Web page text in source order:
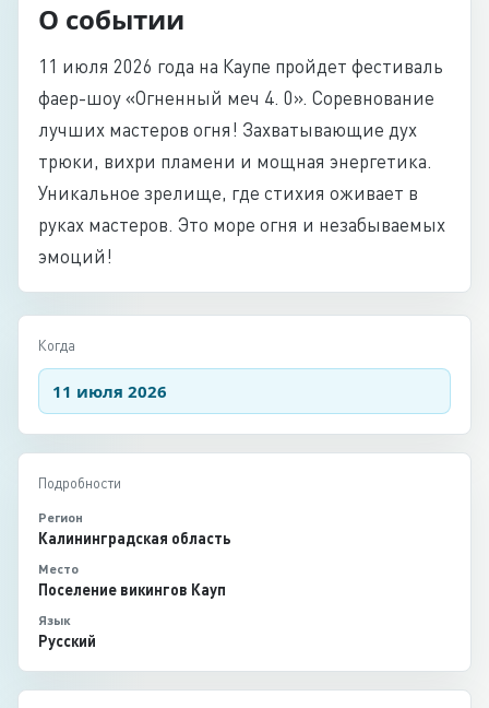
О событии
11 июля 2026 года на Каупе пройдет фестиваль
фаер-шоу «Огненный меч 4. 0». Соревнование
лучших мастеров огня! Захватывающие дух
трюки, вихри пламени и мощная энергетика.
Уникальное зрелище, где стихия оживает в
руках мастеров. Это море огня и незабываемых
эмоций!
Когда
11 июля 2026
Подробности
Регион
Калининградская область
Место
Поселение викингов Кауп
Язык
Русский